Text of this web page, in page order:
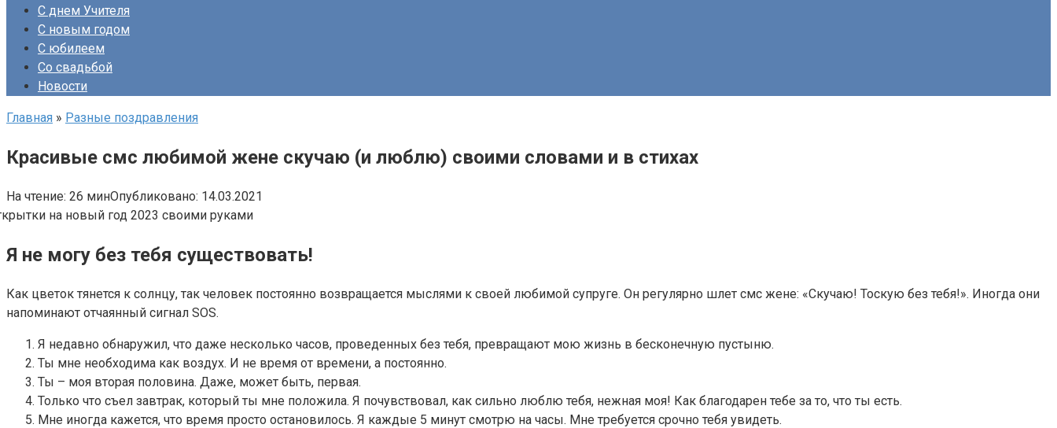
С днем Учителя
С новым годом
С юбилеем
Со свадьбой
Новости
Главная » Разные поздравления
Красивые смс любимой жене скучаю (и люблю) своими словами и в стихах
На чтение: 26 минОпубликовано: 14.03.2021
Я не могу без тебя существовать!
Как цветок тянется к солнцу, так человек постоянно возвращается мыслями к своей любимой супруге. Он регулярно шлет смс жене: «Скучаю! Тоскую без тебя!». Иногда они
напоминают отчаянный сигнал SOS.
Я недавно обнаружил, что даже несколько часов, проведенных без тебя, превращают мою жизнь в бесконечную пустыню.
Ты мне необходима как воздух. И не время от времени, а постоянно.
Ты – моя вторая половина. Даже, может быть, первая.
Только что съел завтрак, который ты мне положила. Я почувствовал, как сильно люблю тебя, нежная моя! Как благодарен тебе за то, что ты есть.
Мне иногда кажется, что время просто остановилось. Я каждые 5 минут смотрю на часы. Мне требуется срочно тебя увидеть.